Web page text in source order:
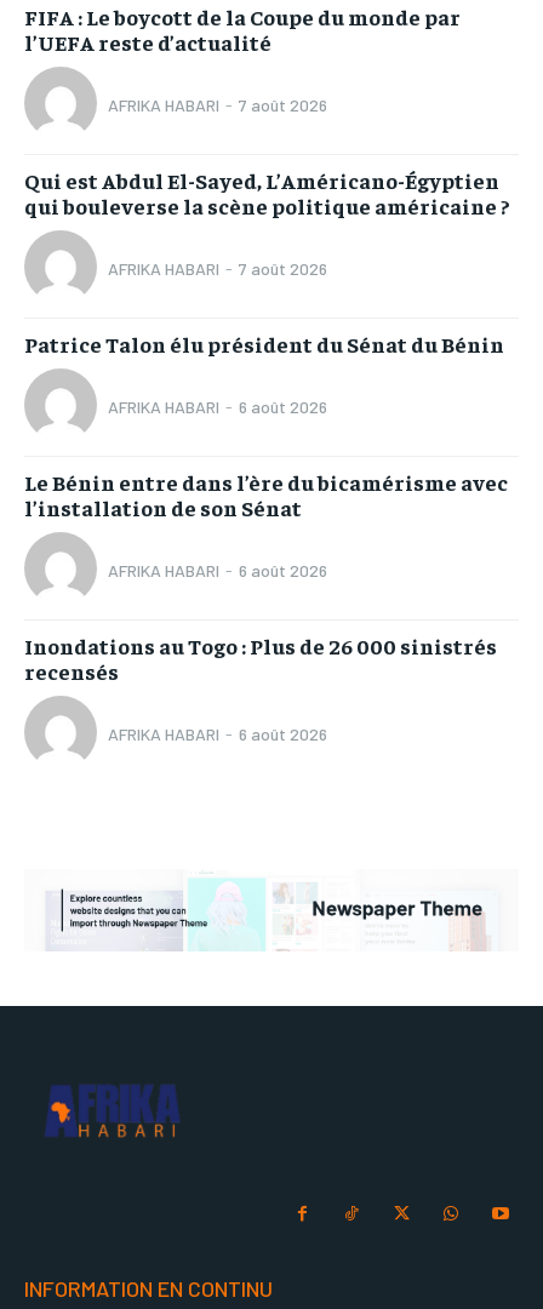
FIFA : Le boycott de la Coupe du monde par
l’UEFA reste d’actualité
AFRIKA HABARI - 7 août 2026
Qui est Abdul El-Sayed, L’Américano-Égyptien
qui bouleverse la scène politique américaine ?
AFRIKA HABARI - 7 août 2026
Patrice Talon élu président du Sénat du Bénin
AFRIKA HABARI - 6 août 2026
Le Bénin entre dans l’ère du bicamérisme avec
l’installation de son Sénat
AFRIKA HABARI - 6 août 2026
Inondations au Togo : Plus de 26 000 sinistrés
recensés
AFRIKA HABARI - 6 août 2026
INFORMATION EN CONTINU